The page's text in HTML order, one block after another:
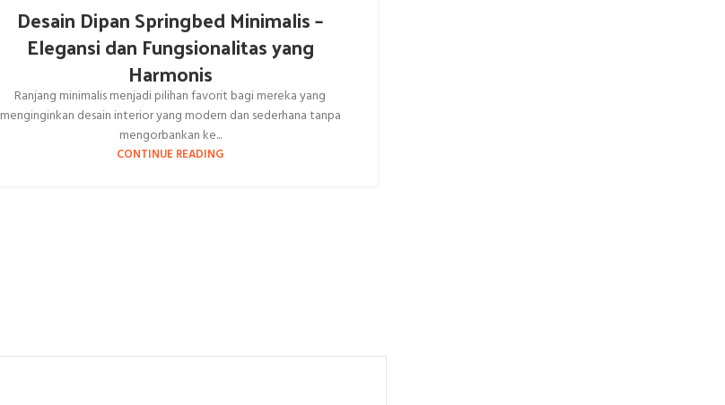
Desain Dipan Springbed Minimalis –
Elegansi dan Fungsionalitas yang
Harmonis
Ranjang minimalis menjadi pilihan favorit bagi mereka yang
menginginkan desain interior yang modern dan sederhana tanpa
mengorbankan ke...
CONTINUE READING